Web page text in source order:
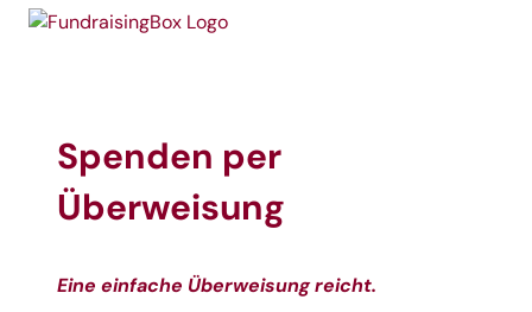
Spenden per
Überweisung
Eine einfache Überweisung reicht.